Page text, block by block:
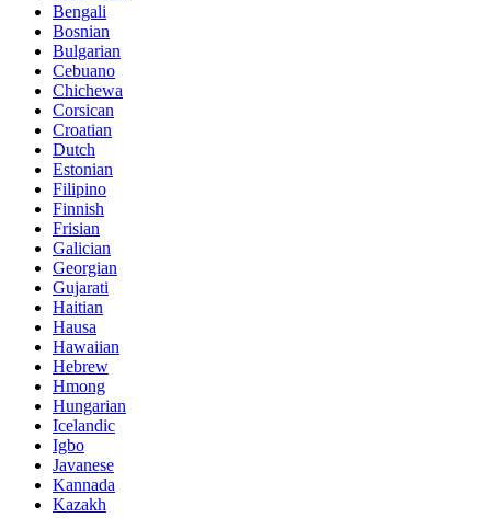
Bengali
Bosnian
Bulgarian
Cebuano
Chichewa
Corsican
Croatian
Dutch
Estonian
Filipino
Finnish
Frisian
Galician
Georgian
Gujarati
Haitian
Hausa
Hawaiian
Hebrew
Hmong
Hungarian
Icelandic
Igbo
Javanese
Kannada
Kazakh